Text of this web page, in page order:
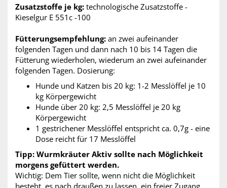
Zusatzstoffe je kg: technologische Zusatzstoffe -
Kieselgur E 551c -100
Fütterungsempfehlung: an zwei aufeinander
folgenden Tagen und dann nach 10 bis 14 Tagen die
Fütterung wiederholen, wiederum an zwei aufeinander
folgenden Tagen. Dosierung:
Hunde und Katzen bis 20 kg: 1-2 Messlöffel je 10
kg Körpergewicht
Hunde über 20 kg: 2,5 Messlöffel je 20 kg
Körpergewicht
1 gestrichener Messlöffel entspricht ca. 0,7g - eine
Dose reicht für 17 Messlöffel
Tipp: Wurmkräuter Aktiv sollte nach Möglichkeit
morgens gefüttert werden.
Wichtig: Dem Tier sollte, wenn nicht die Möglichkeit